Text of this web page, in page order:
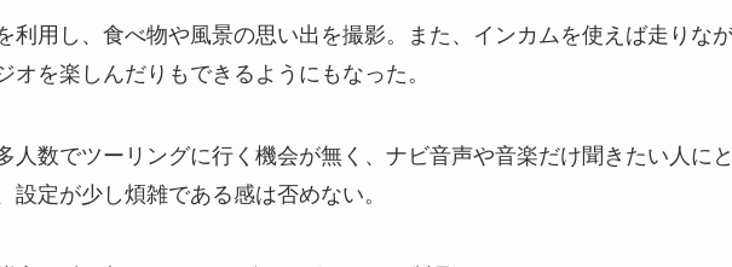
利用し、食べ物や風景の思い出を撮影。また、インカムを使えば走りな
オを楽しんだりもできるようにもなった。
人数でツーリングに行く機会が無く、ナビ音声や音楽だけ聞きたい人に
設定が少し煩雑である感は否めない。